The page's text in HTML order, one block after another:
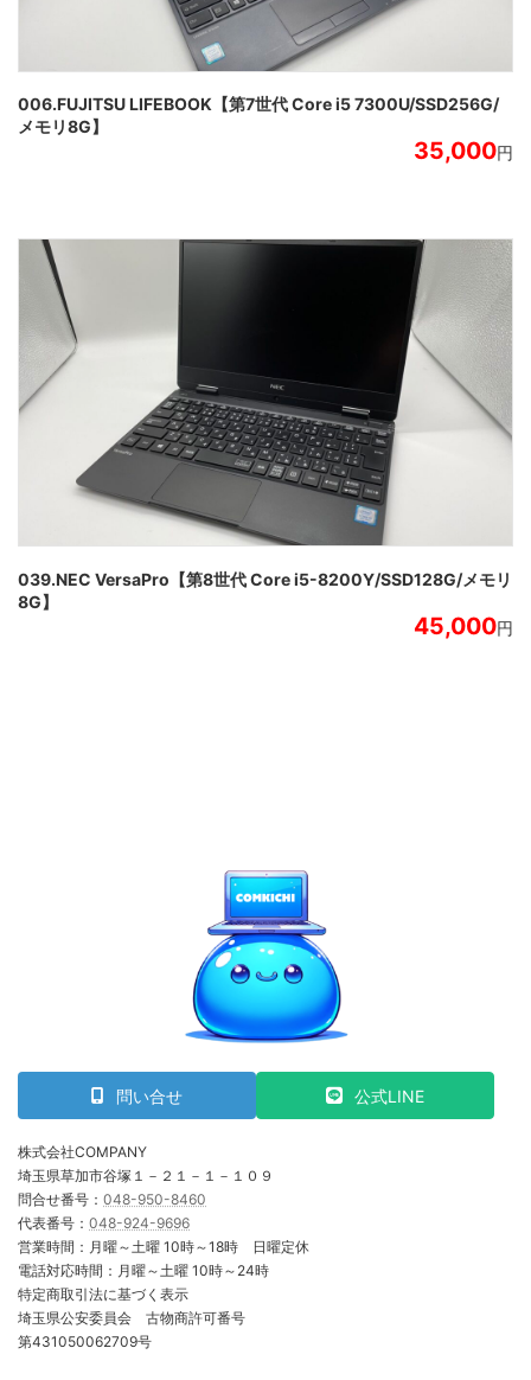
006.FUJITSU LIFEBOOK【第7世代 Core i5 7300U/SSD256G/
メモリ8G】
35,000円
039.NEC VersaPro【第8世代 Core i5-8200Y/SSD128G/メモリ
8G】
45,000円
問い合せ 公式LINE
株式会社COMPANY
埼玉県草加市谷塚１－２１－１－１０９
問合せ番号： 048-950-8460
代表番号： 048-924-9696
営業時間：月曜～土曜 10時～18時 日曜定休
電話対応時間：月曜～土曜 10時～24時
特定商取引法に基づく表示
埼玉県公安委員会 古物商許可番号
第431050062709号